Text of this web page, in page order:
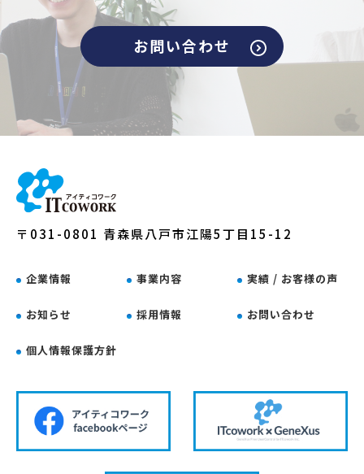
お問い合わせ
〒031-0801 青森県八戸市江陽5丁目15-12
企業情報 事業内容 実績 / お客様の声
お知らせ 採用情報 お問い合わせ
個人情報保護方針